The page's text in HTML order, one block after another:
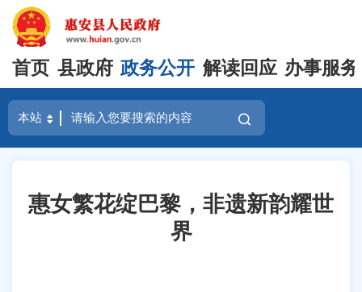
首页 县政府 政务公开 解读回应 办事服务
惠女繁花绽巴黎，非遗新韵耀世
界